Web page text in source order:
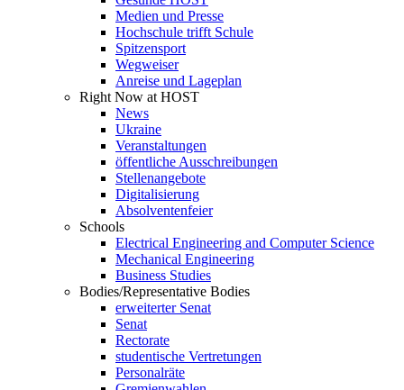
Medien und Presse
Hochschule trifft Schule
Spitzensport
Wegweiser
Anreise und Lageplan
Right Now at HOST
News
Ukraine
Veranstaltungen
öffentliche Ausschreibungen
Stellenangebote
Digitalisierung
Absolventenfeier
Schools
Electrical Engineering and Computer Science
Mechanical Engineering
Business Studies
Bodies/Representative Bodies
erweiterter Senat
Senat
Rectorate
studentische Vertretungen
Personalräte